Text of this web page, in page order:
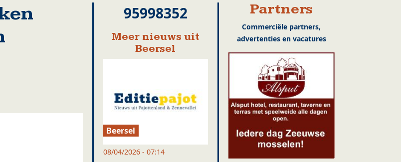
95998352
Meer nieuws uit
Beersel
Beersel
08/04/2026 - 07:14
Partners
Commerciële partners,
advertenties en vacatures